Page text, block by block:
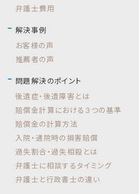
弁護士費用
解決事例
お客様の声
推薦者の声
問題解決のポイント
後遺症・後遺障害とは
賠償金計算における３つの基準
賠償金の計算方法
入院・通院時の損害賠償
過失割合・過失相殺とは
弁護士に相談するタイミング
弁護士と行政書士の違い